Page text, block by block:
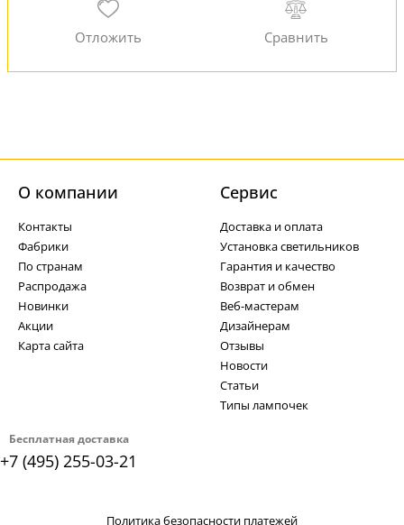
Бесплатная доставка
+7 (495) 255-03-21
О компании
Контакты
Фабрики
По странам
Распродажа
Новинки
Акции
Карта сайта
Cервис
Доставка и оплата
Установка светильников
Гарантия и качество
Возврат и обмен
Веб-мастерам
Дизайнерам
Отзывы
Новости
Статьи
Типы лампочек
Политика безопасности платежей